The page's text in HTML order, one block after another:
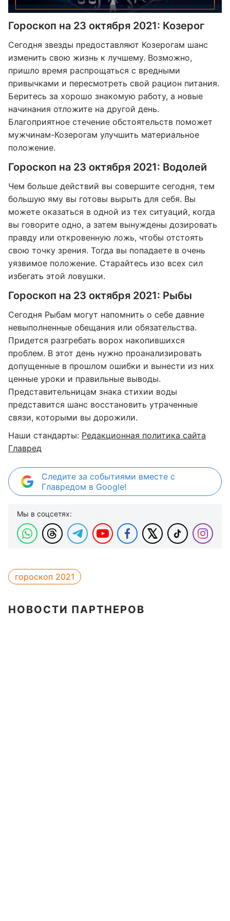
Гороскоп на 23 октября 2021: Козерог
Сегодня звезды предоставляют Козерогам шанс
изменить свою жизнь к лучшему. Возможно,
пришло время распрощаться с вредными
привычками и пересмотреть свой рацион питания.
Беритесь за хорошо знакомую работу, а новые
начинания отложите на другой день.
Благоприятное стечение обстоятельств поможет
мужчинам-Козерогам улучшить материальное
положение.
Гороскоп на 23 октября 2021: Водолей
Чем больше действий вы совершите сегодня, тем
большую яму вы готовы вырыть для себя. Вы
можете оказаться в одной из тех ситуаций, когда
вы говорите одно, а затем вынуждены дозировать
правду или откровенную ложь, чтобы отстоять
свою точку зрения. Тогда вы попадаете в очень
уязвимое положение. Старайтесь изо всех сил
избегать этой ловушки.
Гороскоп на 23 октября 2021: Рыбы
Сегодня Рыбам могут напомнить о себе давние
невыполненные обещания или обязательства.
Придется разгребать ворох накопившихся
проблем. В этот день нужно проанализировать
допущенные в прошлом ошибки и вынести из них
ценные уроки и правильные выводы.
Представительницам знака стихии воды
представится шанс восстановить утраченные
связи, которыми вы дорожили.
Наши стандарты: Редакционная политика сайта
Главред
Следите за событиями вместе с
Главредом в Google!
Мы в соцсетях:
гороскоп 2021
НОВОСТИ ПАРТНЕРОВ